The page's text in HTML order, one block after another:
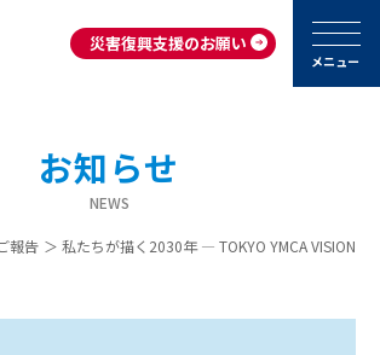
災害復興支援のお願い
メニュー
お知らせ
NEWS
報告 ＞ 私たちが描く2030年 ― TOKYO YMCA VISION